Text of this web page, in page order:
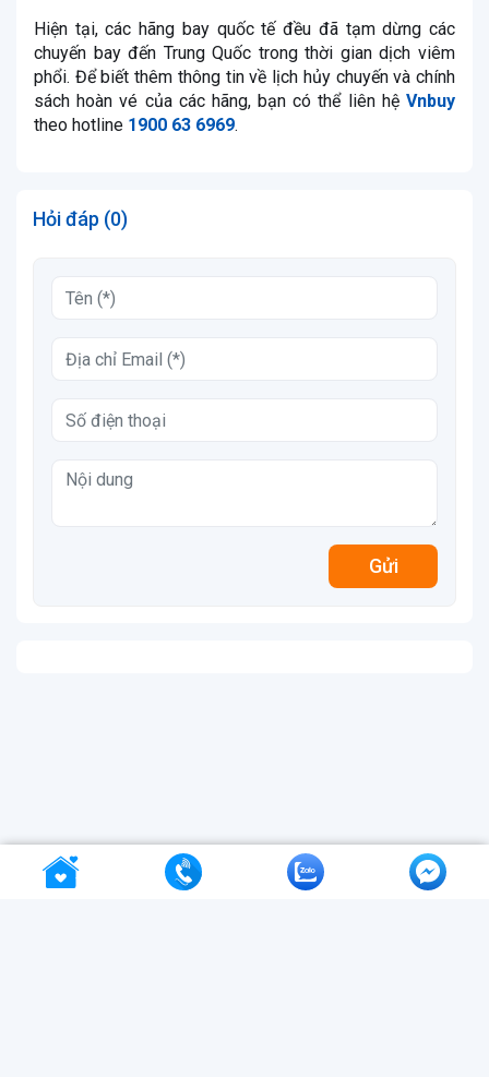
Hiện tại, các hãng bay quốc tế đều đã tạm dừng các
chuyến bay đến Trung Quốc trong thời gian dịch viêm
phổi. Để biết thêm thông tin về lịch hủy chuyến và chính
sách hoàn vé của các hãng, bạn có thể liên hệ Vnbuy
theo hotline 1900 63 6969.
Hỏi đáp (0)
Gửi